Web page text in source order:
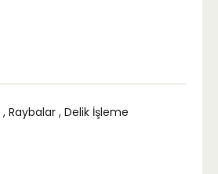
, Raybalar , Delik İşleme